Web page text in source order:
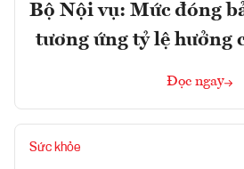
Bộ Nội vụ: Mức đóng
tương ứng tỷ lệ hưởng
Đọc ngay
Sức khỏe